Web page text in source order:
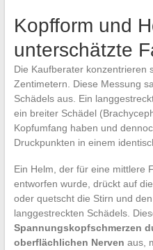
Kopfform und
unterschätzte
Die Kaufberater konzentrieren
Zentimetern. Diese Messung
Schädels aus. Ein
ein breiter Schädel
Kopfumfang haben und
Druckpunkten in einem
Ein Helm, der für eine mittlere
entworfen wurde, drückt auf
oder quetscht die Stirn und
langgestreckten Schädels.
Spannungskopfschmerzen
oberflächlichen Nerven aus,